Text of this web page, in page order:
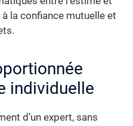
la confiance mutuelle et
individuelle
d’un expert, sans